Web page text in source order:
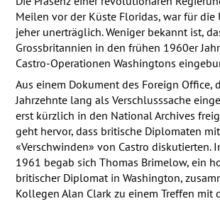
Meilen vor der Küste Floridas, war für die
jeher unerträglich. Weniger bekannt ist,
Grossbritannien in den frühen 1960er
Castro-Operationen Washingtons
Aus einem Dokument des Foreign Office,
Jahrzehnte lang als Verschlusssache
erst kürzlich in den National Archives
geht hervor, dass britische Diplomaten
«Verschwinden» von Castro diskutierten.
1961 begab sich Thomas Brimelow, ein
britischer Diplomat in Washington,
Kollegen Alan Clark zu einem Treffen mit